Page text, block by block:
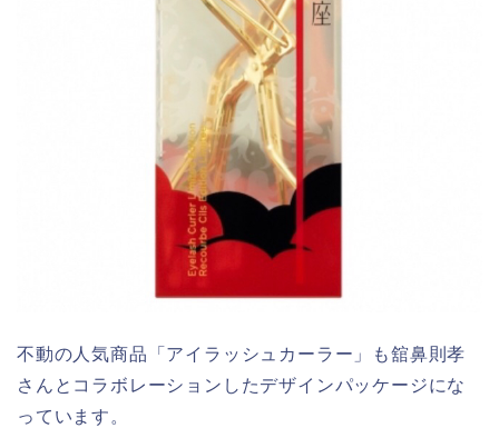
不動の人気商品「アイラッシュカーラー」も舘鼻則孝
さんとコラボレーションしたデザインパッケージにな
っています。